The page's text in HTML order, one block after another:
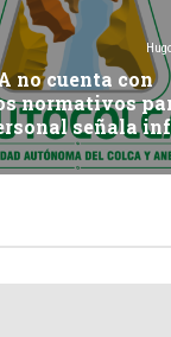
no cuenta con
normativos
señala